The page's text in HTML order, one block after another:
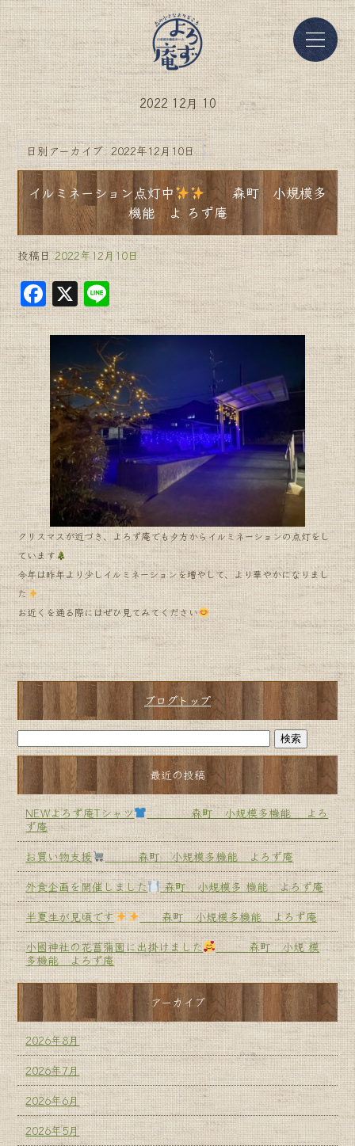
2022 12月 10
日別アーカイブ:2022年12月10日
イルミネーション点灯中
森町 小規模多
機能 よ ろず庵
投稿日 2022年12月10日
F
a
c
e
b
o
o
k
X Li
n
e
クリスマスが近づき、よろず庵でも夕方からイルミネーションの点灯をし
ています
今年は昨年より少しイルミネーションを増やして、より華やかになりまし
た
お近くを通る際にはぜひ見てみてください
ブログトップ
最近の投稿
NEWよろず庵Tシャツ
森町 小規模多機能 よろ
ず庵
お買い物支援
森町 小規模多機能 よろず庵
外食企画を開催しました
森町 小規模多 機能 よろず庵
半夏生が見頃です
森町 小規模多機能 よろず庵
小國神社の花菖蒲園に出掛けました
森町 小規 模
多機能 よろず庵
アーカイブ
2026年8月
2026年7月
2026年6月
2026年5月